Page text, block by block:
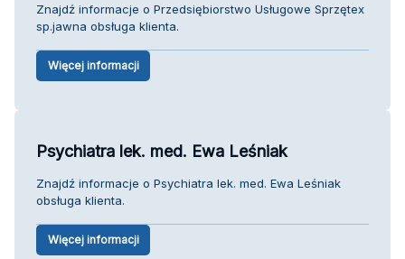
Znajdź informacje o Przedsiębiorstwo Usługowe Sprzętex
sp.jawna obsługa klienta.
Więcej informacji
Psychiatra lek. med. Ewa Leśniak
Znajdź informacje o Psychiatra lek. med. Ewa Leśniak
obsługa klienta.
Więcej informacji